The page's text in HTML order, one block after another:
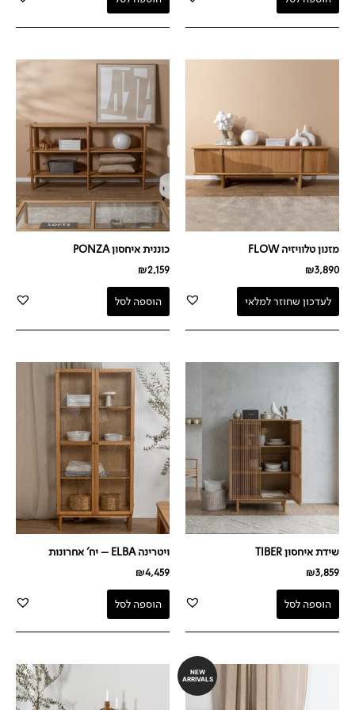
מזנון טלוויזיה FLOW
₪3,890
לעדכון שחוזר למלאי
כוננית איחסון PONZA
₪2,159
הוספה לסל
שידת איחסון TIBER
₪3,859
הוספה לסל
ויטרינה ELBA – יח' אחרונות
₪4,459
הוספה לסל
NEW
ARRIVALS